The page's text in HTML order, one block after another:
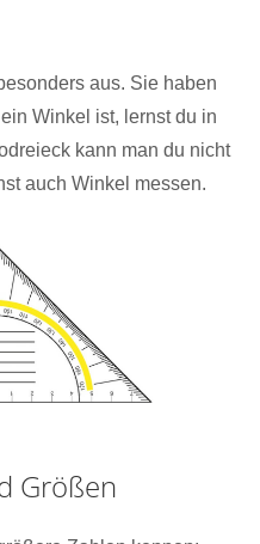
aus. Sie haben
Winkel ist, lernst du in
kann man du nicht
auch Winkel messen.
Größen